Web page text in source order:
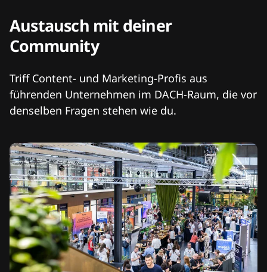
Austausch mit deiner
Community
Triff Content- und Marketing-Profis aus
führenden Unternehmen im DACH-Raum, die vor
denselben Fragen stehen wie du.